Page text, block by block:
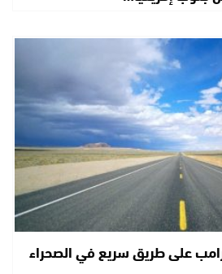
على طريق سريع في الصحراء